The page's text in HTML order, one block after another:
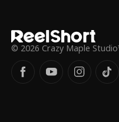
© 2026 Crazy Maple